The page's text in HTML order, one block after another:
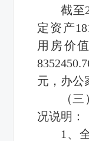
截至
定资产
用房价
元，办公
（
况说明：
1、